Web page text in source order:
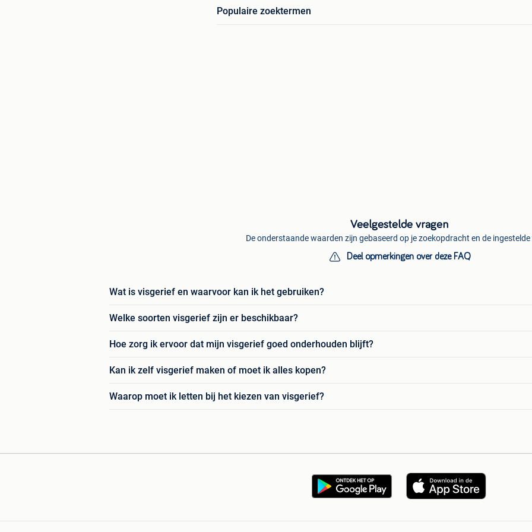
Populaire zoektermen
Veelgestelde vragen
De onderstaande waarden zijn gebaseerd op je zoekopdracht en de
Deel opmerkingen over deze FAQ
Wat is visgerief en waarvoor kan ik het gebruiken?
Welke soorten visgerief zijn er beschikbaar?
Hoe zorg ik ervoor dat mijn visgerief goed onderhouden blijft?
Kan ik zelf visgerief maken of moet ik alles kopen?
Waarop moet ik letten bij het kiezen van visgerief?